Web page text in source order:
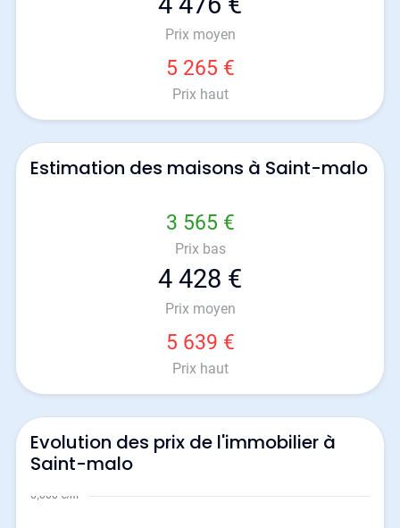
Prix moyen
5 265 €
Prix haut
Estimation des maisons à Saint-malo
3 565 €
Prix bas
4 428 €
Prix moyen
5 639 €
Prix haut
Evolution des prix de l'immobilier à
Saint-malo